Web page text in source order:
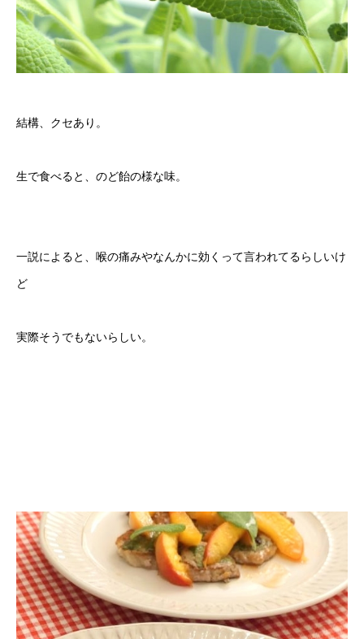
結構、クセあり。
生で食べると、のど飴の様な味。
一説によると、喉の痛みやなんかに効くって言われてるらしいけ
ど
実際そうでもないらしい。